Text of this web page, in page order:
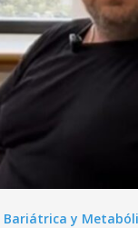
Bariátrica y